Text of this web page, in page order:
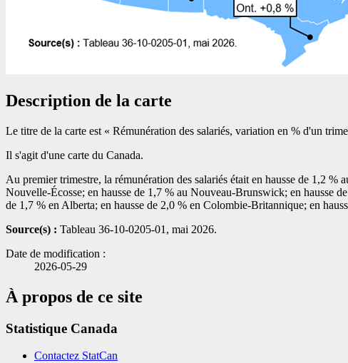
Description de la carte
Le titre de la carte est « Rémunération des salariés, variation en % d'un
Il s'agit d'une carte du Canada.
Au premier trimestre, la rémunération des salariés était en hausse de 1,2
Nouvelle-Écosse; en hausse de 1,7 % au Nouveau-Brunswick; en hausse
de 1,7 % en Alberta; en hausse de 2,0 % en Colombie-Britannique; en
Source(s) : Tableau 36-10-0205-01, mai 2026.
Date de modification :
2026-05-29
À propos de ce site
Statistique Canada
Contactez StatCan